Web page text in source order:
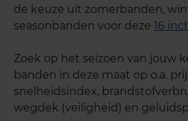
de keuze uit zomerbanden,
seasonbanden voor deze 16
Zoek op het seizoen van jouw
banden in deze maat op o.a.
snelheidsindex,
wegdek (veiligheid) en